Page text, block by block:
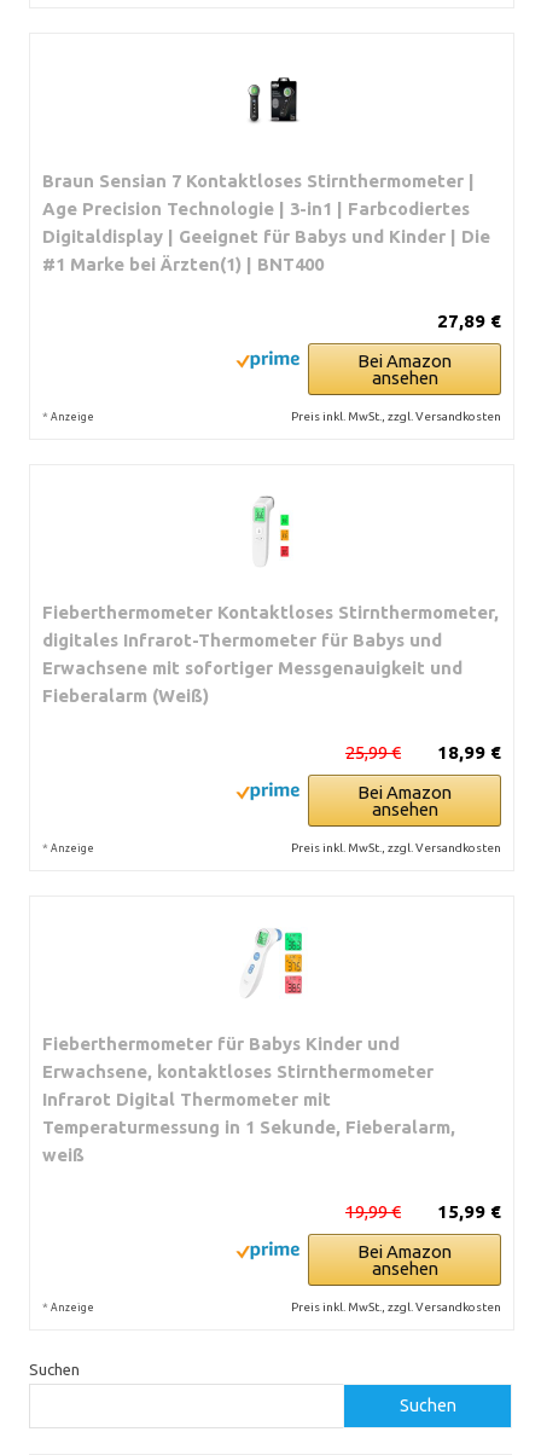
Braun Sensian 7 Kontaktloses Stirnthermometer |
Age Precision Technologie | 3-in1 | Farbcodiertes
Digitaldisplay | Geeignet für Babys und Kinder | Die
#1 Marke bei Ärzten(1) | BNT400
27,89 €
Bei Amazon
ansehen
* Anzeige Preis inkl. MwSt., zzgl. Versandkosten
Fieberthermometer Kontaktloses Stirnthermometer,
digitales Infrarot-Thermometer für Babys und
Erwachsene mit sofortiger Messgenauigkeit und
Fieberalarm (Weiß)
18,99 €
25,99 €
Bei Amazon
ansehen
* Anzeige Preis inkl. MwSt., zzgl. Versandkosten
Fieberthermometer für Babys Kinder und
Erwachsene, kontaktloses Stirnthermometer
Infrarot Digital Thermometer mit
Temperaturmessung in 1 Sekunde, Fieberalarm,
weiß
15,99 €
19,99 €
Bei Amazon
ansehen
* Anzeige Preis inkl. MwSt., zzgl. Versandkosten
Suchen
Suchen